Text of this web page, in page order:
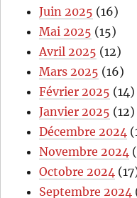
Juin 2025 (16)
Mai 2025 (15)
Avril 2025 (12)
Mars 2025 (16)
Février 2025 (14)
Janvier 2025 (12)
Décembre 2024
Novembre 2024
Octobre 2024
Septembre 2024